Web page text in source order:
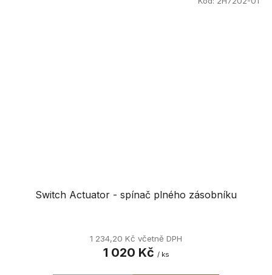
Switch Actuator - spínač plného zásobníku
1 234,20 Kč včetně DPH
1 020 Kč / ks